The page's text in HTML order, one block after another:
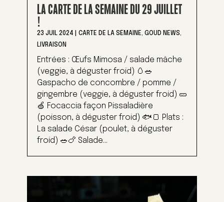
LA CARTE DE LA SEMAINE DU 29 JUILLET
!
23 JUIL 2024 CARTE DE LA SEMAINE, GOUD NEWS,
LIVRAISON
Entrées : Œufs Mimosa / salade mâche
(veggie, à déguster froid) 🥚🥗
Gaspacho de concombre / pomme /
gingembre (veggie, à déguster froid) 🥒
🍏 Focaccia façon Pissaladière
(poisson, à déguster froid) 🐟🍞 Plats :
La salade César (poulet, à déguster
froid) 🥗🍗 Salade...